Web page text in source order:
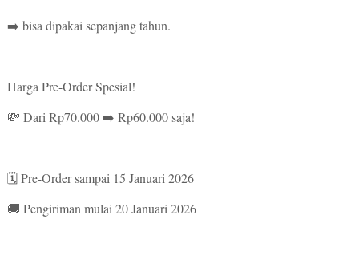
➡️ bisa dipakai sepanjang tahun.
Harga Pre-Order Spesial!
💸 Dari Rp70.000 ➡️ Rp60.000 saja!
🗓 Pre-Order sampai 15 Januari 2026
🚚 Pengiriman mulai 20 Januari 2026